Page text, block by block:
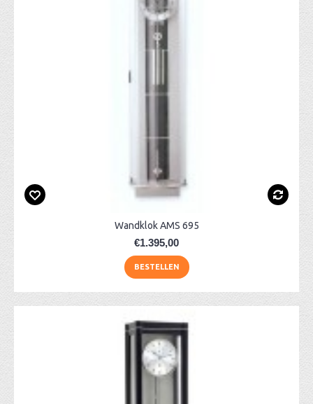
Wandklok AMS 695
€1.395,00
BESTELLEN